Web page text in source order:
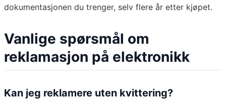
dokumentasjonen du trenger, selv flere år etter kjøpet.
Vanlige spørsmål om
reklamasjon på elektronikk
Kan jeg reklamere uten kvittering?